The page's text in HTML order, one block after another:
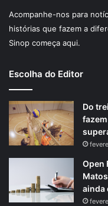
Acompanhe-nos para
histórias que fazem a
Sinop começa aqui.
Escolha do Editor
Do
Open
ainda